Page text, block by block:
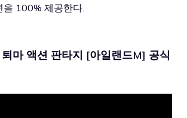
100% 제공한다.
마 액션 판타지 [아일랜드M] 공식